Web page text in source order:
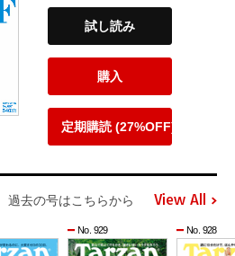
試し読み
購入
定期購読 (27%OFF)
過去の号はこちらから View All
No. 929 No. 928